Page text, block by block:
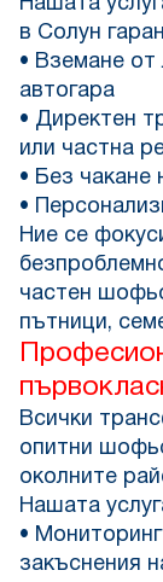
Нашата
в Солун
• Вземане
автогара
• Директен
или частна
• Без чакане
•
Ние се
частен
пътници,
Всички
опитни
околните
Нашата
•
закъснения